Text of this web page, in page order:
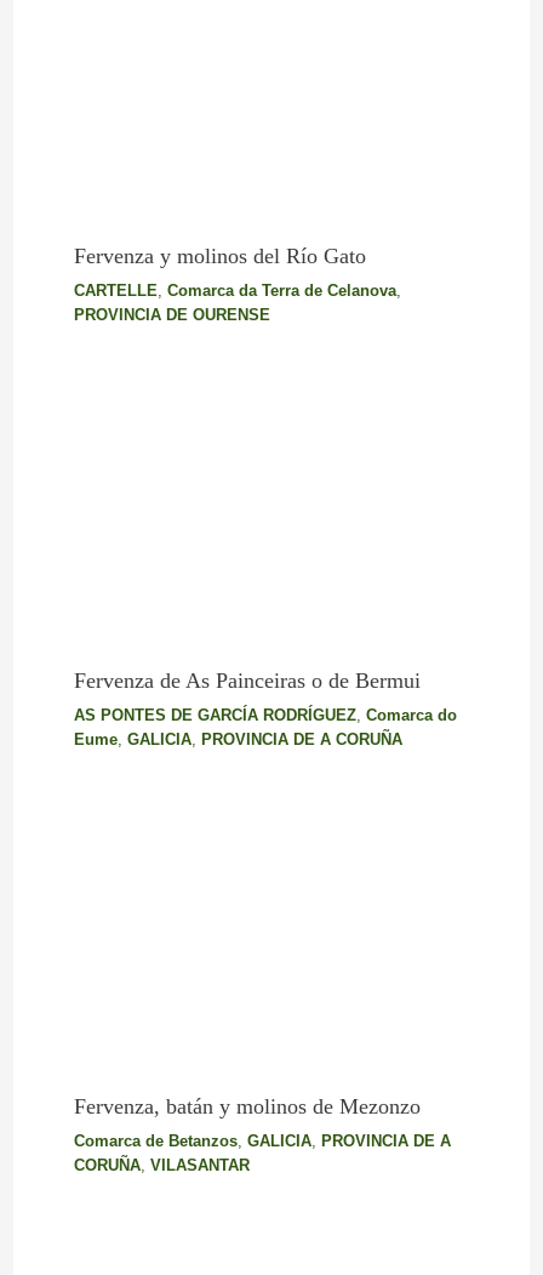
Fervenza y molinos del Río Gato
CARTELLE Comarca da Terra de Celanova,
PROVINCIA DE OURENSE
Fervenza de As Painceiras o de Bermui
AS PONTES DE GARCÍA RODRÍGUEZ, Comarca do
Eume, GALICIA, PROVINCIA DE A CORUÑA
Fervenza, batán y molinos de Mezonzo
Comarca de Betanzos, GALICIA,
PROVINCIA DE A
CORUÑA, VILASANTAR